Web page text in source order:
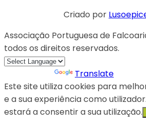
Criado por
Associação Portuguesa de
todos os direitos reservados.
Translate
Este site utiliza cookies para
e a sua experiência como
estará a consentir a sua utilização.